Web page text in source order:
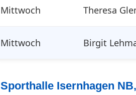
Mittwoch Theresa
Mittwoch Birgit
Sporthalle Isernhagen